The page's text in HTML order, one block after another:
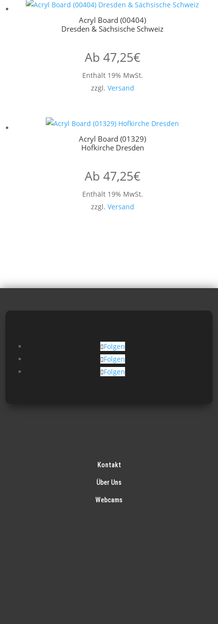
Acryl Board (00404)
Dresden & Sächsische Schweiz
Ab 47,25€
Enthält 19% MwSt.
zzgl. Versand
Acryl Board (01329)
Hofkirche Dresden
Ab 47,25€
Enthält 19% MwSt.
zzgl. Versand
Folgen
Folgen
Folgen
Kontakt
Über Uns
Webcams